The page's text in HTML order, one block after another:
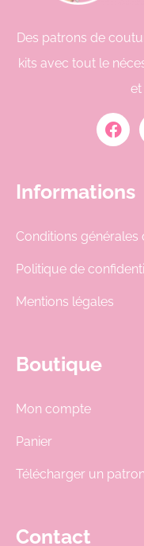
Des patrons de
kits avec tout le
et
Informations
Conditions générales
Politique de
Mentions légales
Boutique
Mon compte
Panier
Télécharger un
Contact